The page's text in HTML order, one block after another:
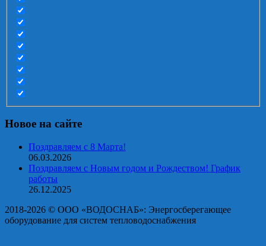
Новое на сайте
Поздравляем с 8 Марта!
06.03.2026
Поздравляем с Новым годом и Рождеством! График
работы
26.12.2025
2018-2026 © OOO «ВОДОСНАБ»: Энергосберегающее
оборудование для систем тепловодоснабжения